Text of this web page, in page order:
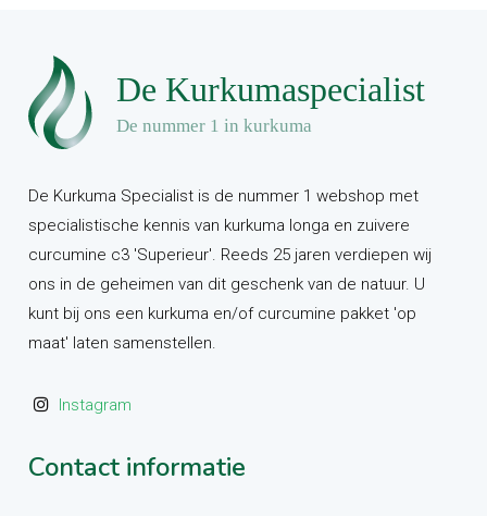
De Kurkuma Specialist is de nummer 1 webshop met
specialistische kennis van kurkuma longa en zuivere
curcumine c3 'Superieur'. Reeds 25 jaren verdiepen wij
ons in de geheimen van dit geschenk van de natuur. U
kunt bij ons een kurkuma en/of curcumine pakket 'op
maat' laten samenstellen.
Instagram
Contact informatie